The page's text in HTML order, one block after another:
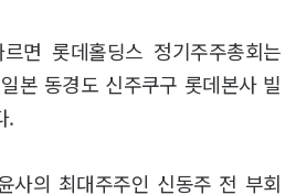
면 롯데홀딩스 정기주주총회는
본 동경도 신주쿠구 롯데본사 빌
.
사의 최대주주인 신동주 전 부회